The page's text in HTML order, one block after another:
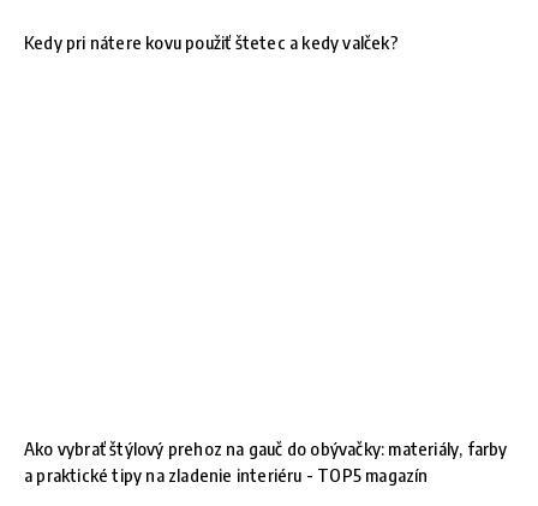
Kedy pri nátere kovu použiť štetec a kedy valček?
Ako vybrať štýlový prehoz na gauč do obývačky: materiály, farby
a praktické tipy na zladenie interiéru - TOP5 magazín